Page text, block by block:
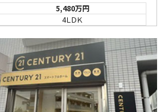
5,480万円
4ＬＤＫ
バ9分・歩4分
ス施工住宅です。 南東…
4,080万円
4ＬＤＫ